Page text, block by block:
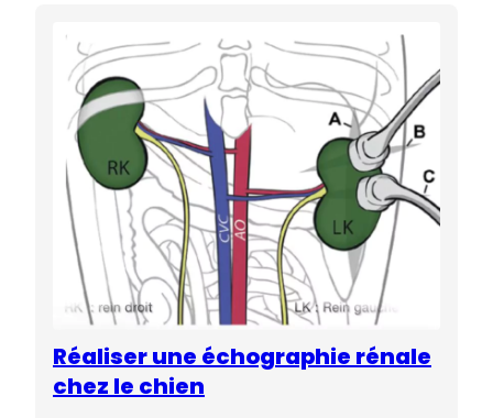
Réaliser une échographie rénale
chez le chien